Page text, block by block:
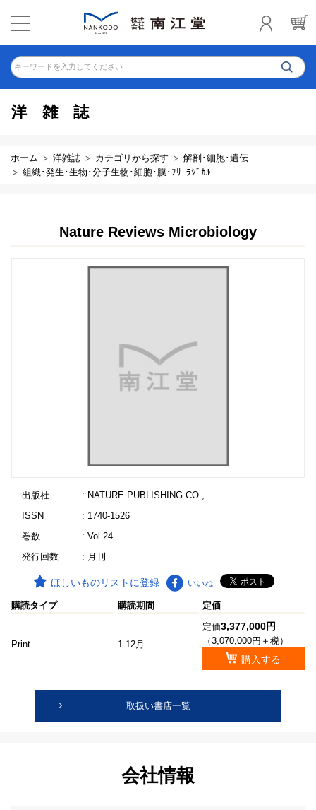
キーワードを入力してください
洋雑誌
ホーム 洋雑誌 カテゴリから探す
解剖･細胞･遺伝
組織･発生･生物･分子生物･細胞･膜･ﾌﾘｰﾗｼﾞｶﾙ
Nature Reviews Microbiology
出版社
: NATURE PUBLISHING CO.,
ISSN
: 1740-1526
巻数
: Vol.24
発行回数
: 月刊
ほしいものリストに登録 いいね
購読タイプ 購読期間 定価
Print 1-12月
定価3,377,000円
（3,070,000円＋税）
購入する
取扱い書店一覧
会社情報